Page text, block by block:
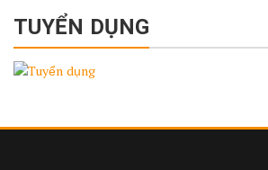
TUYỂN DỤNG